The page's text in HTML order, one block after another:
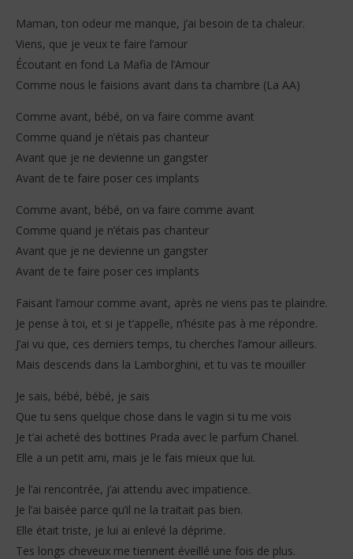
Maman, ton odeur me manque, j’ai besoin de ta chaleur.
Viens, que je veux te faire l’amour
Écoutant en fond La Mafia de l’Amour
Comme nous le faisions avant dans ta chambre (La AA)
Comme avant, bébé, on va faire comme avant
Comme quand je n’étais pas chanteur
Avant que je ne devienne un gangster
Avant de te faire poser ces implants
Comme avant, bébé, on va faire comme avant
Comme quand je n’étais pas chanteur
Avant que je ne devienne un gangster
Avant de te faire poser ces implants
Faisant l’amour comme avant, après ne viens pas te plaindre.
Je pense à toi, et si je t’appelle, n’hésite pas à me répondre.
J’ai vu que, ces derniers temps, tu cherches l’amour ailleurs.
Mais descends dans la Lamborghini, et tu vas te mouiller
Je sais, bébé, bébé, je sais
Que tu sens quelque chose dans le vagin si tu me vois
Je t’ai acheté des bottines Prada avec le parfum Chanel.
Elle a un petit ami, mais je le fais mieux que lui.
Je l’ai rencontrée, j’ai attendu avec impatience.
Je l’ai baisée parce qu’il ne la traitait pas bien.
Elle était triste, je lui ai enlevé la déprime.
Tes longs cheveux me tiennent éveillé une fois de plus.